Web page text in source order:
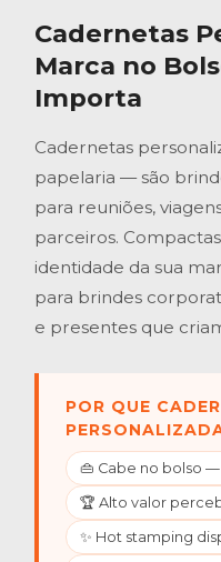
Cadernetas
Marca no
Importa
Cadernetas
papelaria — são
para reuniões,
parceiros.
identidade da sua
para brindes
e presentes que
POR QUE
👜 Cabe no bolso
🏆 Alto valor
✨ Hot stamping